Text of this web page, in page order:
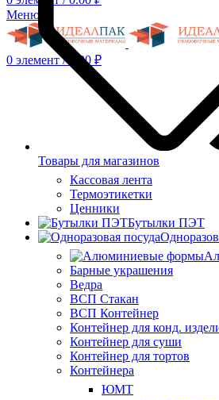
Меню
0 элемент / 0.00 ₽
Товары для магазинов
Кассовая лента
Термоэтикетки
Ценники
Бутылки ПЭТ
Барные украшения
Ведра
ВСП Стакан
ВСП Контейнер
Контейнер для конд.
Контейнер для суши
Контейнер для тортов
Контейнера
ЮМТ